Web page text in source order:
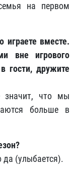
на первом
вместе.
вне игрового
гости, дружите
значит, что мы
больше в
да (улыбается).